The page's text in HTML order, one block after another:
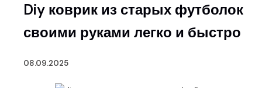
Diy коврик из старых футболок
своими руками легко и быстро
08.09.2025